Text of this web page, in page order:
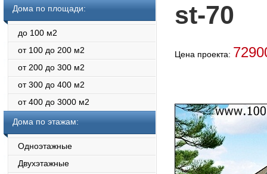
Дома по площади:
до 100 м2
от 100 до 200 м2
от 200 до 300 м2
от 300 до 400 м2
от 400 до 3000 м2
Дома по этажам:
Одноэтажные
Двухэтажные
st-70
Цена проекта: